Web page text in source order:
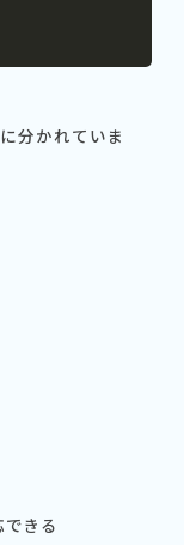
分かれていま
きる